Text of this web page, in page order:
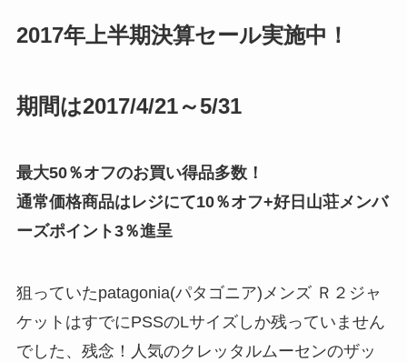
2017年上半期決算セール実施中！
期間は2017/4/21～5/31
最大50％オフのお買い得品多数！
通常価格商品はレジにて10％オフ+好日山荘メンバ
ーズポイント3％進呈
狙っていたpatagonia(パタゴニア)メンズ Ｒ２ジャ
ケットはすでにPSSのLサイズしか残っていません
でした、残念！人気のクレッタルムーセンのザッ